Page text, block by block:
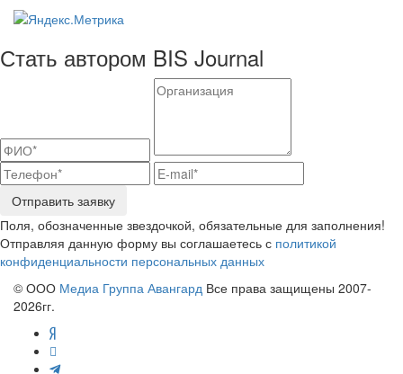
Стать автором BIS Journal
Отправить заявку
Поля, обозначенные звездочкой, обязательные для заполнения!
Отправляя данную форму вы соглашаетесь с политикой
конфиденциальности персональных данных
© ООО Медиа Группа Авангард Все права защищены 2007-
2026гг.